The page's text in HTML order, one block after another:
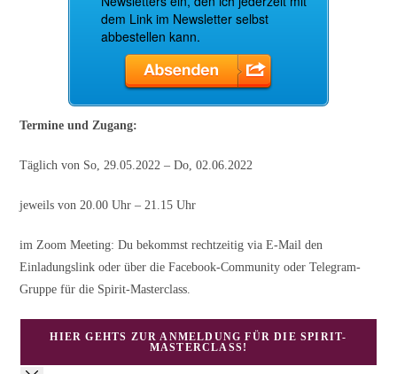
Termine und Zugang:
Täglich von So, 29.05.2022 – Do, 02.06.2022
jeweils von 20.00 Uhr – 21.15 Uhr
im Zoom Meeting: Du bekommst rechtzeitig via E-Mail den
Einladungslink oder über die Facebook-Community oder Telegram-
Gruppe für die Spirit-Masterclass.
HIER GEHTS ZUR ANMELDUNG FÜR DIE SPIRIT-
MASTERCLASS!